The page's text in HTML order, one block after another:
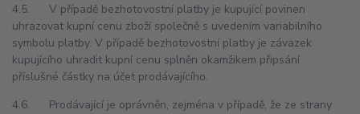
4.5. V případě bezhotovostní platby je kupující povinen
uhrazovat kupní cenu zboží společně s uvedením variabilního
symbolu platby. V případě bezhotovostní platby je závazek
kupujícího uhradit kupní cenu splněn okamžikem připsání
příslušné částky na účet prodávajícího.
4.6. Prodávající je oprávněn, zejména v případě, že ze strany